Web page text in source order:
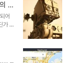
멋
어
가 어
인
내
로